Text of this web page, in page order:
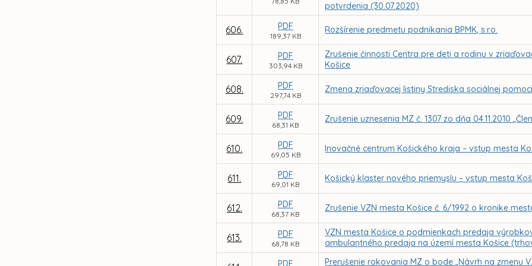
potvrdenia (30.07.2020)
606. PDF
189,37 KB
Rozšírenie predmetu podnikania BPMK, s.r.o.
607. PDF
303,94 KB
Zrušenie činnosti Centra pre deti a rodinu v
Košice
608. PDF
297,74 KB
Zmena zriaďovacej listiny Strediska sociálnej
609. PDF
68,31 KB
Zrušenie uznesenia MZ č. 1307 zo dňa 04.11.2010
610. PDF
69,05 KB
Inovačné centrum Košického kraja – vstup mesta
611. PDF
69,01 KB
Košický klaster nového priemyslu – vstup mesta
612. PDF
68,37 KB
Zrušenie VZN mesta Košice č. 6/1992 o kronike
613. PDF
68,78 KB
VZN mesta Košice o podmienkach predaja
ambulantného predaja na území mesta Košice
Prerušenie rokovania MZ o bode „Návrh na zmenu